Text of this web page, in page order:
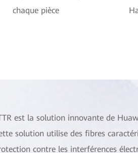
chaque pièce
est la solution innovante de
solution utilise des fibres
contre les interférences